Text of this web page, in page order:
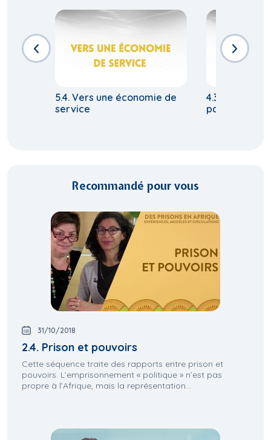
5.4. Vers une économie de
service
4.3. Villes
pauvres
Recommandé pour vous
31/10/2018
2.4. Prison et pouvoirs
Cette séquence traite des rapports entre prison et
pouvoirs. L’emprisonnement « politique » n’est pas
propre à l’Afrique, mais la représentation...